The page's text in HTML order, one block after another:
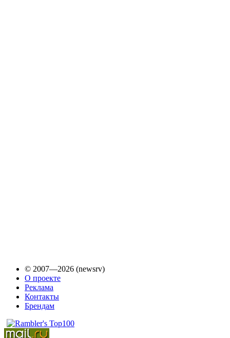
© 2007—2026 (newsrv)
О проекте
Реклама
Контакты
Брендам